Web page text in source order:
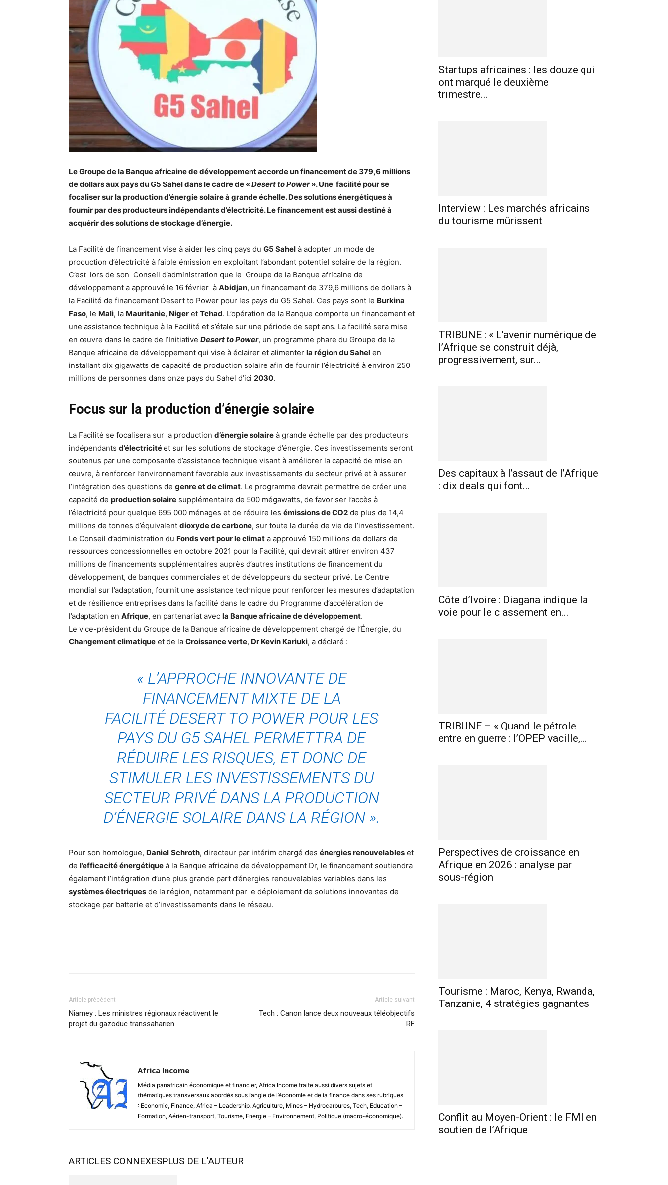
Le Groupe de la Banque africaine de développement accorde un financement de 379,6 millions
de dollars aux pays du G5 Sahel dans le cadre de «Desert to Power». Une facilité pour se
focaliser sur la production d’énergie solaire à grande échelle. Des solutions énergétiques à
fournir par des producteurs indépendants d’électricité. Le financement est aussi destiné à
acquérir des solutions de stockage d’énergie.
La Facilité de financement vise à aider les cinq pays du G5 Sahel à adopter un mode de
production d’électricité à faible émission en exploitant l’abondant potentiel solaire de la région.
C’est lors de son Conseil d’administration que le Groupe de la Banque africaine de
développement a approuvé le 16 février à Abidjan, un financement de 379,6 millions de dollars à
la Facilité de financement Desert to Power pour les pays du G5 Sahel. Ces pays sont le Burkina
Faso, le Mali, la Mauritanie, Niger et Tchad. L’opération de la Banque comporte un financement et
une assistance technique à la Facilité et s’étale sur une période de sept ans. La facilité sera mise
en œuvre dans le cadre de l’Initiative Desert to Power, un programme phare du Groupe de la
Banque africaine de développement qui vise à éclairer et alimenter la région du Sahel en
installant dix gigawatts de capacité de production solaire afin de fournir l’électricité à environ 250
millions de personnes dans onze pays du Sahel d’ici 2030.
Focus sur la production d’énergie solaire
La Facilité se focalisera sur la production d’énergie solaire à grande échelle par des producteurs
indépendants d’électricitéet sur les solutions de stockage d’énergie. Ces investissements seront
soutenus par une composante d’assistance technique visant à améliorer la capacité de mise en
œuvre, à renforcer l’environnement favorable aux investissements du secteur privé et à assurer
l’intégration des questions de genre et de climat. Le programme devrait permettre de créer une
capacité de production solaire supplémentaire de 500 mégawatts, de favoriser l’accès à
l’électricité pour quelque 695 000 ménages et de réduire les émissions de CO2 de plus de 14,4
millions de tonnes d’équivalent dioxyde de carbone, sur toute la durée de vie de l’investissement.
Le Conseil d’administration du Fonds vert pour le climat a approuvé 150 millions de dollars de
ressources concessionnelles en octobre 2021 pour la Facilité, qui devrait attirer environ 437
millions de financements supplémentaires auprès d’autres institutions de financement du
développement, de banques commerciales et de développeurs du secteur privé. Le Centre
mondial sur l’adaptation, fournit une assistance technique pour renforcer les mesures d’adaptation
et de résilience entreprises dans la facilité dans le cadre du Programme d’accélération de
l’adaptation en Afrique, en partenariat avec la Banque africaine de développement.
Le vice-président du Groupe de la Banque africaine de développement chargé de l’Énergie, du
Changement climatique et de la Croissance verte, Dr Kevin Kariuki, a déclaré :
« L’APPROCHE INNOVANTE DE
FINANCEMENT MIXTE DE LA
FACILITÉ DESERT TO POWER POUR LES
PAYS DU G5 SAHEL PERMETTRA DE
RÉDUIRE LES RISQUES, ET DONC DE
STIMULER LES INVESTISSEMENTS DU
SECTEUR PRIVÉ DANS LA PRODUCTION
D’ÉNERGIE SOLAIRE DANS LA RÉGION ».
Pour son homologue, Daniel Schroth, directeur par intérim chargé des énergies renouvelables et
de l’efficacité énergétique à la Banque africaine de développement Dr, le financement soutiendra
également l’intégration d’une plus grande part d’énergies renouvelables variables dans les
systèmes électriques de la région, notamment par le déploiement de solutions innovantes de
stockage par batterie et d’investissements dans le réseau.
Article précédent
Niamey : Les ministres régionaux réactivent le
projet du gazoduc transsaharien
Article suivant
Tech : Canon lance deux nouveaux téléobjectifs
RF
Africa Income
Média panafricain économique et financier, Africa Income traite aussi divers sujets et
thématiques transversaux abordés sous l’angle de l’économie et de la finance dans ses rubriques
: Economie, Finance, Africa – Leadership, Agriculture, Mines – Hydrocarbures, Tech, Education –
Formation, Aérien-transport, Tourisme, Energie – Environnement, Politique (macro-économique).
ARTICLES CONNEXESPLUS DE L'AUTEUR
Startups africaines : les douze qui
ont marqué le deuxième
trimestre...
Interview : Les marchés africains
du tourisme mûrissent
TRIBUNE : « L’avenir numérique de
l’Afrique se construit déjà,
progressivement, sur...
Des capitaux à l’assaut de l’Afrique
: dix deals qui font...
Côte d’Ivoire : Diagana indique la
voie pour le classement en...
TRIBUNE – « Quand le pétrole
entre en guerre : l’OPEP vacille,...
Perspectives de croissance en
Afrique en 2026 : analyse par
sous-région
Tourisme : Maroc, Kenya, Rwanda,
Tanzanie, 4 stratégies gagnantes
Conflit au Moyen-Orient : le FMI en
soutien de l’Afrique